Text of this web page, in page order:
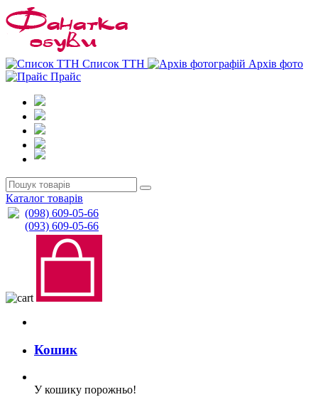
Список ТТН
Архів фото
Прайс
Каталог товарів
(098) 609-05-66
(093) 609-05-66
Кошик
У кошику порожньо!